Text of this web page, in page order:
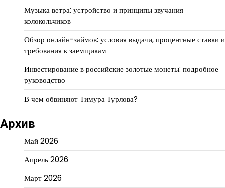
Музыка ветра: устройство и принципы звучания
колокольчиков
Обзор онлайн-займов: условия выдачи, процентные ставки и
требования к заемщикам
Инвестирование в российские золотые монеты: подробное
руководство
В чем обвиняют Тимура Турлова?
Архив
Май 2026
Апрель 2026
Март 2026